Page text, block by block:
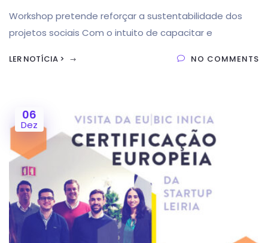
Workshop pretende reforçar a sustentabilidade dos
projetos sociais Com o intuito de capacitar e
LER NOTÍCIA > NO COMMENTS
06
Dez